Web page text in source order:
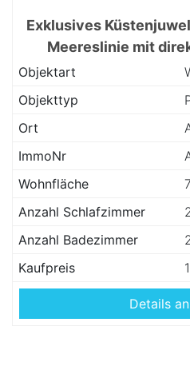
Exklusives
Meereslinie mit
Objektart
Objekttyp
Ort
ImmoNr
Wohnfläche
Anzahl Schlafzimmer
Anzahl Badezimmer
Kaufpreis
Details